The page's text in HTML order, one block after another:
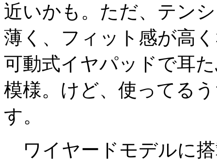
近いかも。ただ、テン
薄く、フィット感が高
可動式イヤパッドで耳
模様。けど、使ってる
す。
ワイヤードモデルに